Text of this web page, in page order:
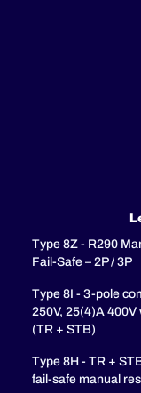
Type 8Z - R290
Fail-Safe – 2P / 3P
Type 8I - 3-pole
250V, 25(4)A
(TR + STB)
Type 8H - TR +
fail-safe manual